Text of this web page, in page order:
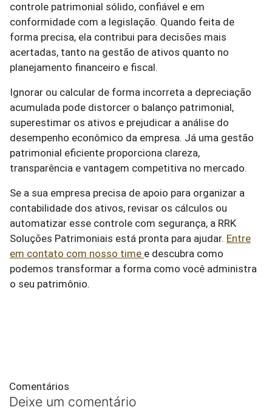
controle patrimonial sólido, confiável e em
conformidade com a legislação. Quando feita de
forma precisa, ela contribui para decisões mais
acertadas, tanto na gestão de ativos quanto no
planejamento financeiro e fiscal.
Ignorar ou calcular de forma incorreta a depreciação
acumulada pode distorcer o balanço patrimonial,
superestimar os ativos e prejudicar a análise do
desempenho econômico da empresa. Já uma gestão
patrimonial eficiente proporciona clareza,
transparência e vantagem competitiva no mercado.
Se a sua empresa precisa de apoio para organizar a
contabilidade dos ativos, revisar os cálculos ou
automatizar esse controle com segurança, a RRK
Soluções Patrimoniais está pronta para ajudar. Entre
em contato com nosso time e descubra como
podemos transformar a forma como você administra
o seu patrimônio.
Comentários
Deixe um comentário